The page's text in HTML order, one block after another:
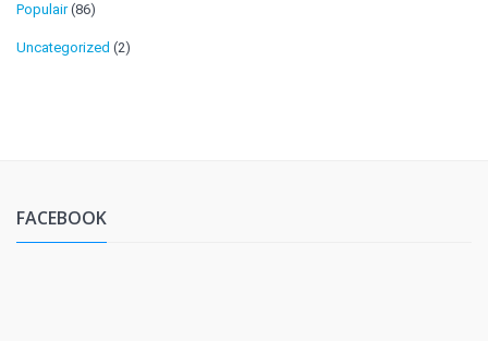
Populair(86)
Uncategorized (2)
FACEBOOK